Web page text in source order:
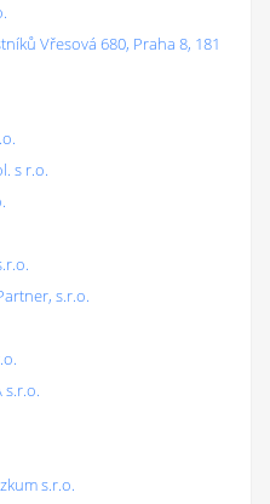
Vřesová 680, Praha 8, 181
s r.o.
s.r.o.
s.r.o.
s.r.o.